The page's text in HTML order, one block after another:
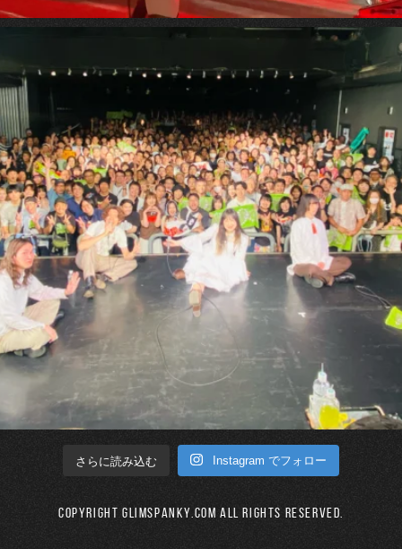
さらに読み込む Instagram でフォロー
Copyright GLIMSPANKY.COM All Rights Reserved.